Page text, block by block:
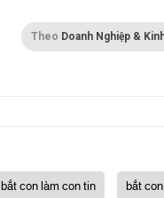
Theo Doanh Nghiệp &
bắt con làm con tin
bắt